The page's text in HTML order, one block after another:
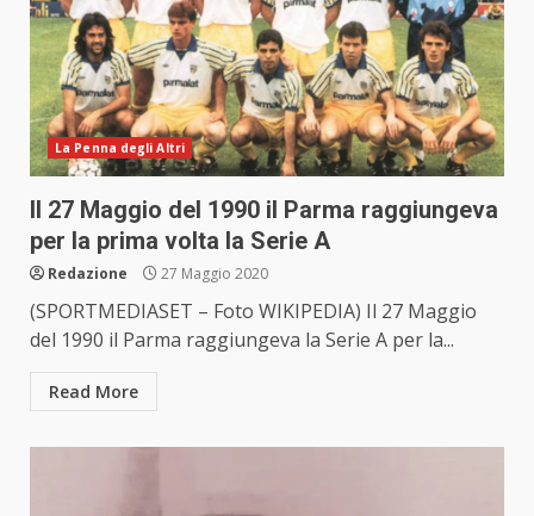
La Penna degli Altri
Il 27 Maggio del 1990 il Parma raggiungeva
per la prima volta la Serie A
Redazione 27 Maggio 2020
(SPORTMEDIASET – Foto WIKIPEDIA) Il 27 Maggio
del 1990 il Parma raggiungeva la Serie A per la...
Read More